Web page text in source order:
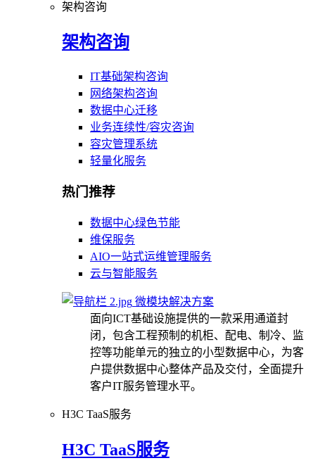
架构咨询
架构咨询
IT基础架构咨询
网络架构咨询
数据中心迁移
业务连续性/容灾咨询
容灾管理系统
轻量化服务
热门推荐
数据中心绿色节能
维保服务
AIO一站式运维管理服务
云与智能服务
微模块解决方案
面向ICT基础设施提供的一款采用通道封
闭，包含工程预制的机柜、配电、制冷、监
控等功能单元的独立的小型数据中心，为客
户提供数据中心整体产品及交付，全面提升
客户IT服务管理水平。
H3C TaaS服务
H3C TaaS服务